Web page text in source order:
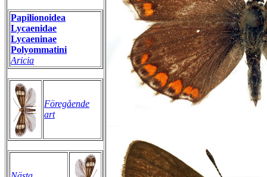
Papilionoidea
Lycaenidae
Lycaeninae
Polyommatini
Aricia
Föregående
art